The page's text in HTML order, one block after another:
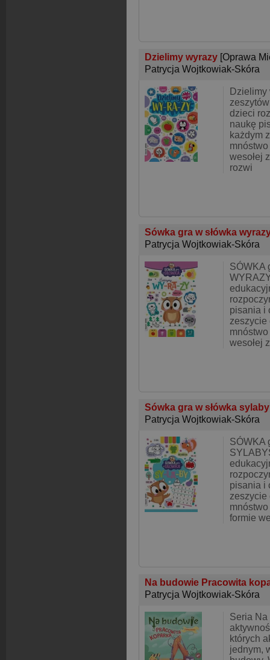
Dzielimy wyrazy [Oprawa
Patrycja Wojtkowiak-Skóra
Dzielimy
dzieci
naukę
każdym
wesołej
rozwi
Sówka gra w słówka
Patrycja Wojtkowiak-Skóra
SÓWKA
pisania i
zeszycie
wesołej
Sówka gra w słówka
Patrycja Wojtkowiak-Skóra
SÓWKA
pisania i
zeszycie
formie
Na budowie Pracowita
Patrycja Wojtkowiak-Skóra
Seria
których
jednym,